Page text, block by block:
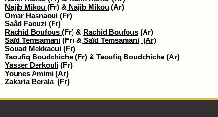
Najib Mikou (Fr) & Najib Mikou (Ar)
Omar Hasnaoui (Fr)
Saâd Faouzi (Fr)
Rachid Boufous (Fr) & Rachid Boufous (Ar)
Saïd Temsamani (Fr) & Saïd Temsamani (Ar)
Souad Mekkaoui (Fr)
Taoufiq Boudchiche (Fr) & Taoufiq Boudchiche (Ar)
Yasser Derkouli (Fr)
Younes Amimi (Ar)
Zakaria Berala(Fr)